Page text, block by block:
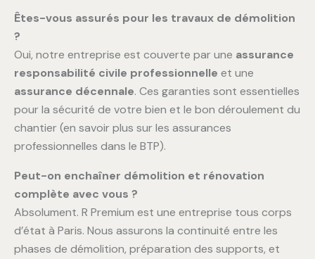
Êtes-vous assurés pour les travaux de démolition
?
Oui, notre entreprise est couverte par une assurance
responsabilité civile professionnelle et une
assurance décennale. Ces garanties sont essentielles
pour la sécurité de votre bien et le bon déroulement du
chantier (en savoir plus sur les assurances
professionnelles dans le BTP).
Peut-on enchaîner démolition et rénovation
complète avec vous ?
Absolument. R Premium est une entreprise tous corps
d’état à Paris. Nous assurons la continuité entre les
phases de démolition, préparation des supports, et